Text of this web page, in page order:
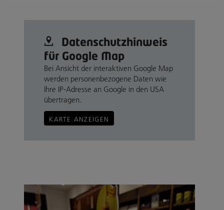
Datenschutz­hinweis
für Google Map
Bei Ansicht der interaktiven Google Map
werden personenbezogene Daten wie
Ihre IP-Adresse an Google in den USA
übertragen.
KARTE ANZEIGEN